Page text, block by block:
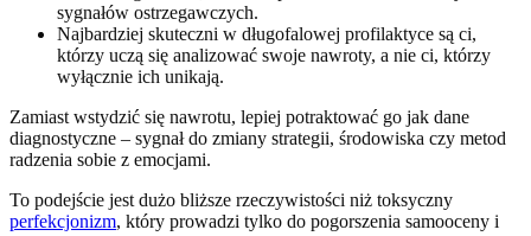
sygnałów ostrzegawczych.
Najbardziej skuteczni w długofalowej profilaktyce są ci,
którzy uczą się analizować swoje nawroty, a nie ci, którzy
wyłącznie ich unikają.
Zamiast wstydzić się nawrotu, lepiej potraktować go jak dane
diagnostyczne – sygnał do zmiany strategii, środowiska czy metod
radzenia sobie z emocjami.
To podejście jest dużo bliższe rzeczywistości niż toksyczny
perfekcjonizm, który prowadzi tylko do pogorszenia samooceny i